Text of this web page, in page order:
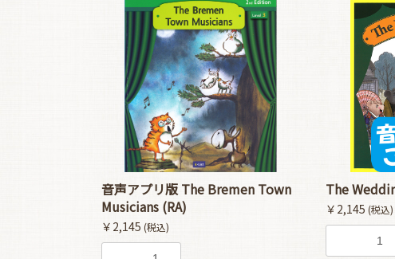
音声アプリ版 The Bremen Town
Musicians (RA)
￥2,145 (税込)
The
￥2,145 (税込)